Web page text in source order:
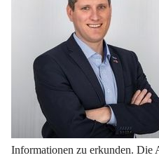
Informationen zu erkunden. Die